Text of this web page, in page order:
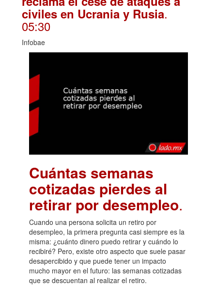
civiles en Ucrania y Rusia.
05:30
Infobae
Cuántas semanas
cotizadas pierdes al
retirar por desempleo.
Cuando una persona solicita un retiro por
desempleo, la primera pregunta casi siempre es la
misma: ¿cuánto dinero puedo retirar y cuándo lo
recibiré? Pero, existe otro aspecto que suele pasar
desapercibido y que puede tener un impacto
mucho mayor en el futuro: las semanas cotizadas
que se descuentan al realizar el retiro.